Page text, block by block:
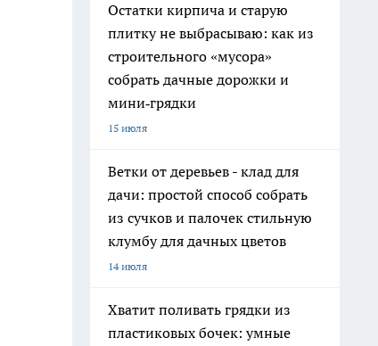
Остатки кирпича и старую
плитку не выбрасываю: как из
строительного «мусора»
собрать дачные дорожки и
мини‑грядки
15 июля
Ветки от деревьев - клад для
дачи: простой способ собрать
из сучков и палочек стильную
клумбу для дачных цветов
14 июля
Хватит поливать грядки из
пластиковых бочек: умные